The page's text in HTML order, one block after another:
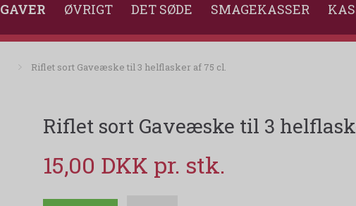
GAVER ØVRIGT DET SØDE SMAGEKASSER
Riflet sort Gaveæske til 3 helflasker af 75 cl.
Riflet sort Gaveæske til 3
15,00 DKK